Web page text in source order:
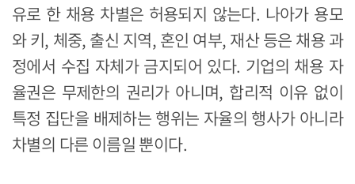
유로 한 채용 차별은 허용되지 않는다. 나아가 용모
와 키, 체중, 출신 지역, 혼인 여부, 재산 등은 채용 과
정에서 수집 자체가 금지되어 있다. 기업의 채용 자
율권은 무제한의 권리가 아니며, 합리적 이유 없이
특정 집단을 배제하는 행위는 자율의 행사가 아니라
차별의 다른 이름일 뿐이다.